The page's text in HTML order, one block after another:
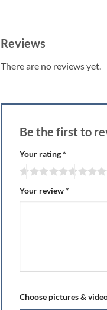
Reviews
There are no reviews yet.
Be the first to
Your rating*
Your review*
Choose pictures &